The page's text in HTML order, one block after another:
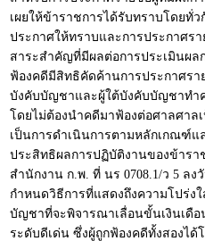
เผยให้ข้าราชการได้รับทราบโดยทั่
ประกาศให้ทราบและการประกาศร
สาระสำคัญที่มีผลต่อการประเมินผ
ฟ้องคดีมีสิทธิคัดค้านการประกาศรา
บังคับบัญชาและผู้ใต้บังคับบัญชาทำ
โดยไม่ต้องนำคดีมาฟ้องต่อศาลศาล
เป็นการดำเนินการตามหลักเกณฑ์
ประสิทธิผลการปฏิบัติงานของข้าร
สำนักงาน ก.พ. ที่ นร 0708.1/ว 5 ลง
กำหนดวิธีการที่แสดงถึงความโปร่ง
บัญชาที่จะพิจารณาเลื่อนขั้นเงินเดือ
ระดับดีเด่น ซึ่งผู้ถูกฟ้องคดีทั้งสองได้